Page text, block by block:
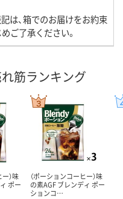
は、箱でのお届けをお約束
ご了承ください。
筋ランキング
）味
ポー
（ポーションコーヒー）味
の素AGF ブレンディ ポー
ションコ…